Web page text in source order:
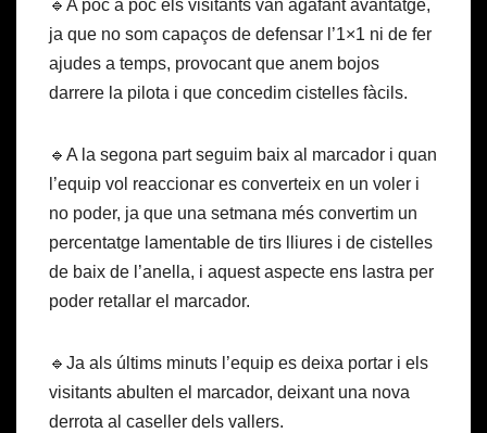
🔹A poc a poc els visitants van agafant avantatge,
ja que no som capaços de defensar l’1×1 ni de fer
ajudes a temps, provocant que anem bojos
darrere la pilota i que concedim cistelles fàcils.
🔹A la segona part seguim baix al marcador i quan
l’equip vol reaccionar es converteix en un voler i
no poder, ja que una setmana més convertim un
percentatge lamentable de tirs lliures i de cistelles
de baix de l’anella, i aquest aspecte ens lastra per
poder retallar el marcador.
🔹Ja als últims minuts l’equip es deixa portar i els
visitants abulten el marcador, deixant una nova
derrota al caseller dels vallers.